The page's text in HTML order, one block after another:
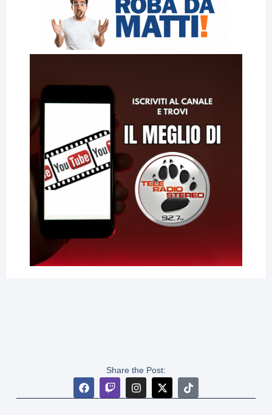
Share the Post: